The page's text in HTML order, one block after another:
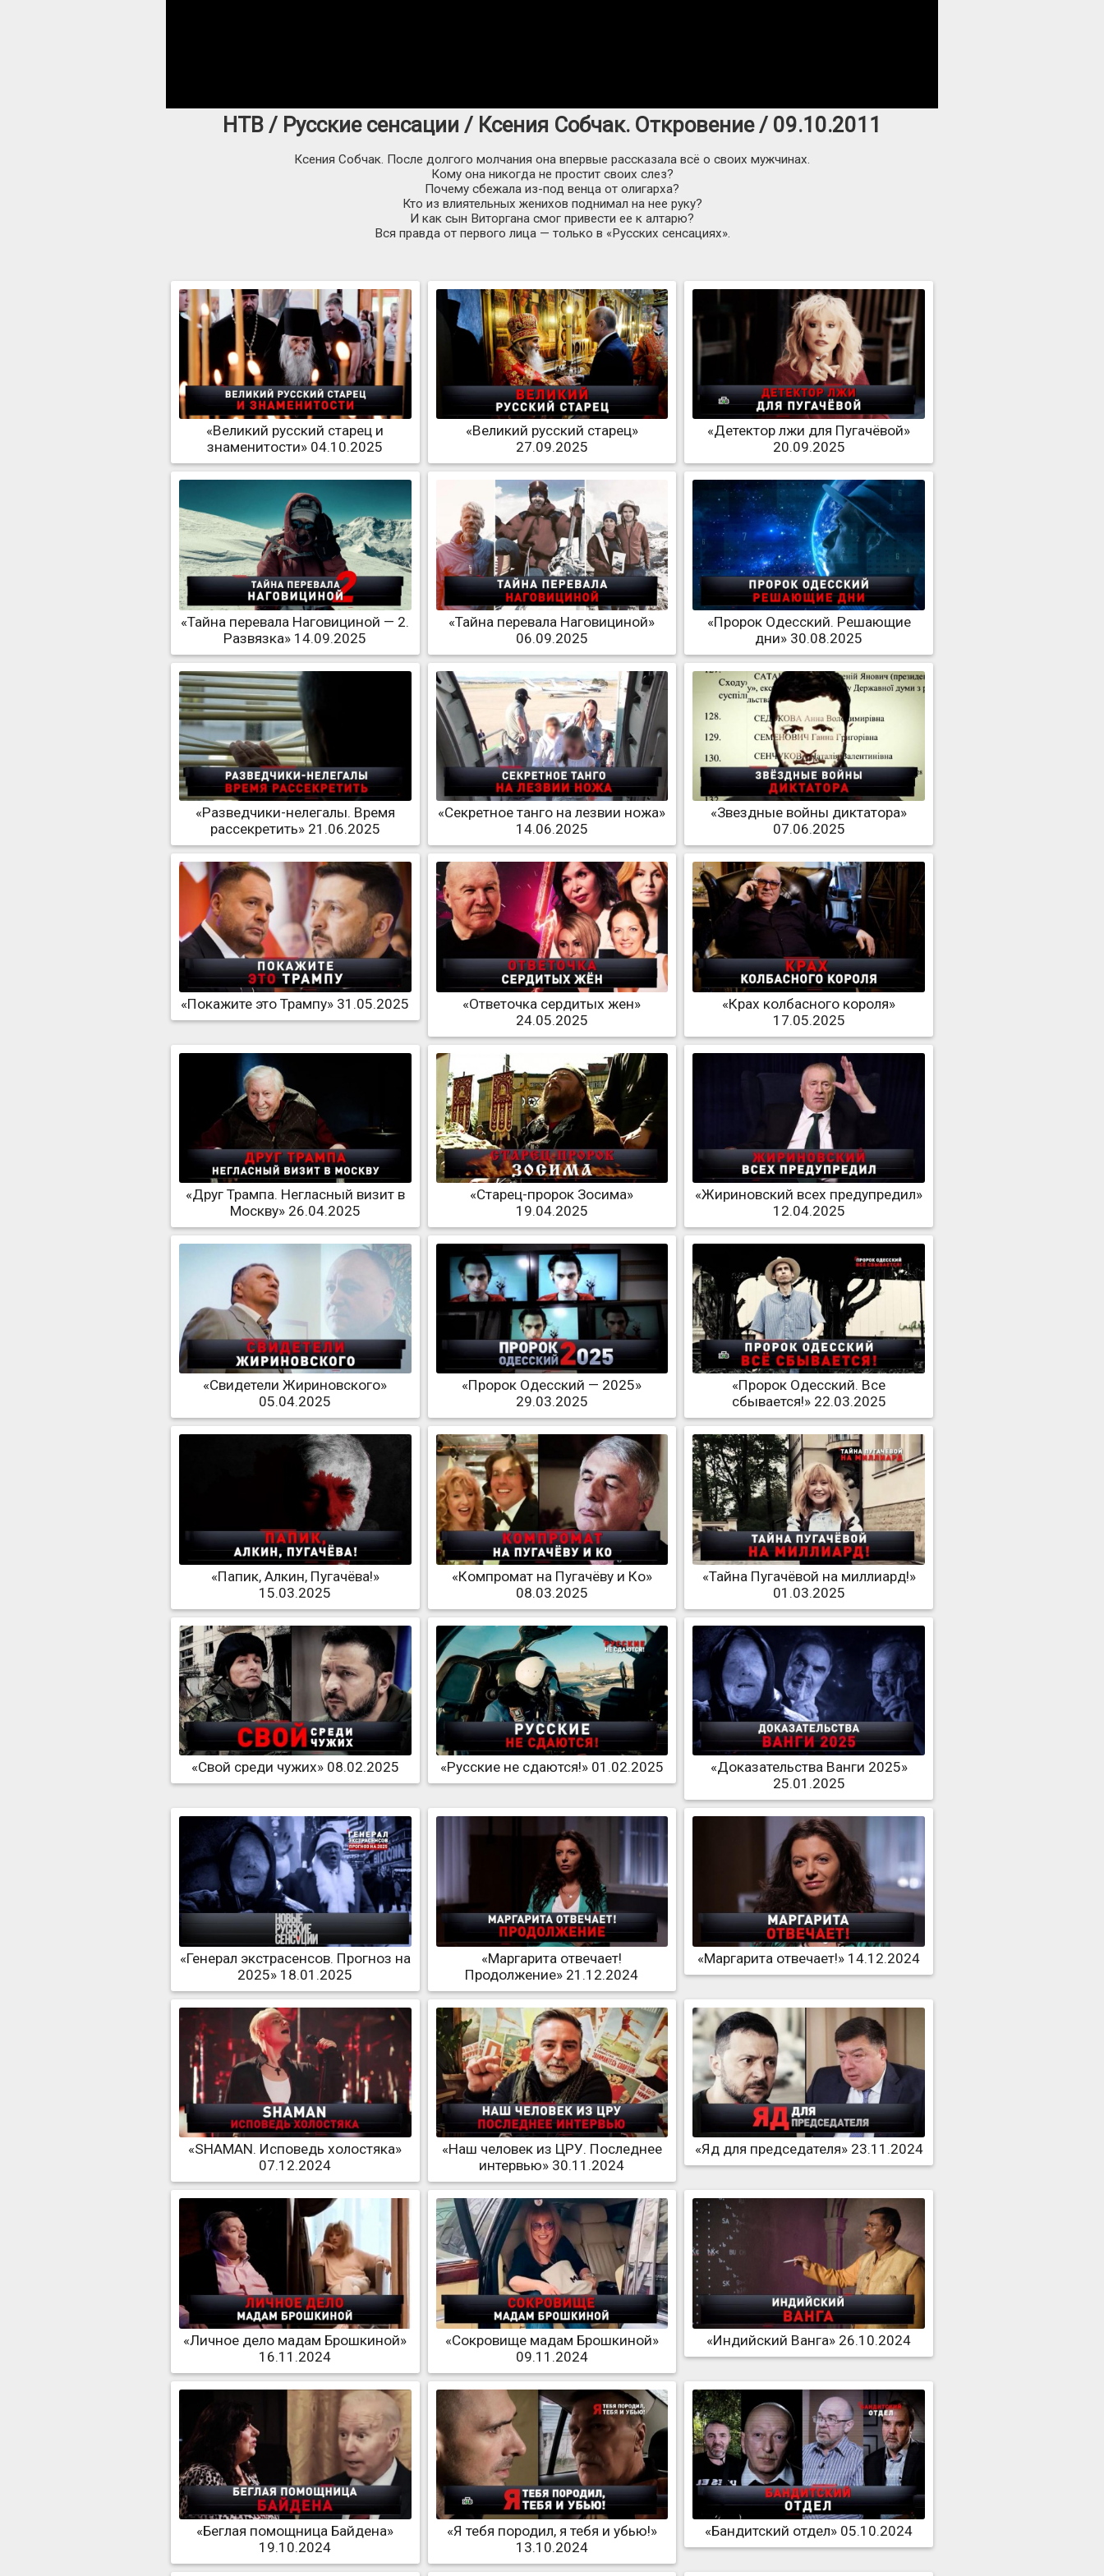
НТВ / Русские сенсации / Ксения Собчак. Откровение / 09.10.2011
Ксения Собчак. После долгого молчания она впервые рассказала всё о своих мужчинах.
Кому она никогда не простит своих слез?
Почему сбежала из-под венца от олигарха?
Кто из влиятельных женихов поднимал на нее руку?
И как сын Виторгана смог привести ее к алтарю?
Вся правда от первого лица — только в «Русских сенсациях».
«Великий русский старец и
знаменитости» 04.10.2025
«Великий русский старец»
27.09.2025
«Детектор лжи для Пугачёвой»
20.09.2025
«Тайна перевала Наговициной — 2.
Развязка» 14.09.2025
«Тайна перевала Наговициной»
06.09.2025
«Пророк Одесский. Решающие
дни» 30.08.2025
«Разведчики-нелегалы. Время
рассекретить» 21.06.2025
«Секретное танго на лезвии ножа»
14.06.2025
«Звездные войны диктатора»
07.06.2025
«Покажите это Трампу» 31.05.2025
«Ответочка сердитых жен»
24.05.2025
«Крах колбасного короля»
17.05.2025
«Друг Трампа. Негласный визит в
Москву» 26.04.2025
«Старец-пророк Зосима»
19.04.2025
«Жириновский всех предупредил»
12.04.2025
«Свидетели Жириновского»
05.04.2025
«Пророк Одесский — 2025»
29.03.2025
«Пророк Одесский. Все
сбывается!» 22.03.2025
«Папик, Алкин, Пугачёва!»
15.03.2025
«Компромат на Пугачёву и Ко»
08.03.2025
«Тайна Пугачёвой на миллиард!»
01.03.2025
«Свой среди чужих» 08.02.2025 «Русские не сдаются!» 01.02.2025
«Доказательства Ванги 2025»
25.01.2025
«Генерал экстрасенсов. Прогноз на
2025» 18.01.2025
«Маргарита отвечает!
Продолжение» 21.12.2024
«Маргарита отвечает!» 14.12.2024
«SHAMAN. Исповедь холостяка»
07.12.2024
«Наш человек из ЦРУ. Последнее
интервью» 30.11.2024
«Яд для председателя» 23.11.2024
«Личное дело мадам Брошкиной»
16.11.2024
«Сокровище мадам Брошкиной»
09.11.2024
«Индийский Ванга» 26.10.2024
«Беглая помощница Байдена»
19.10.2024
«Я тебя породил, я тебя и убью!»
13.10.2024
«Бандитский отдел» 05.10.2024